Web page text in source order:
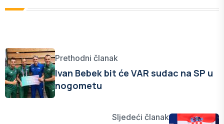
Prethodni članak
Ivan Bebek bit će VAR sudac na SP u
nogometu
Sljedeći članak